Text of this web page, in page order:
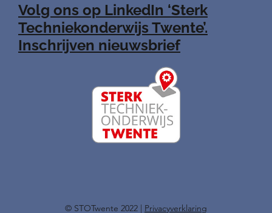
Volg ons op LinkedIn ‘Sterk
Techniekonderwijs Twente’.
Inschrijven nieuwsbrief
​© STOTwente 2022 | Privacyverklaring